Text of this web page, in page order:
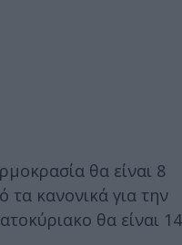
θα είναι 8
κανονικά για την
θα είναι 14